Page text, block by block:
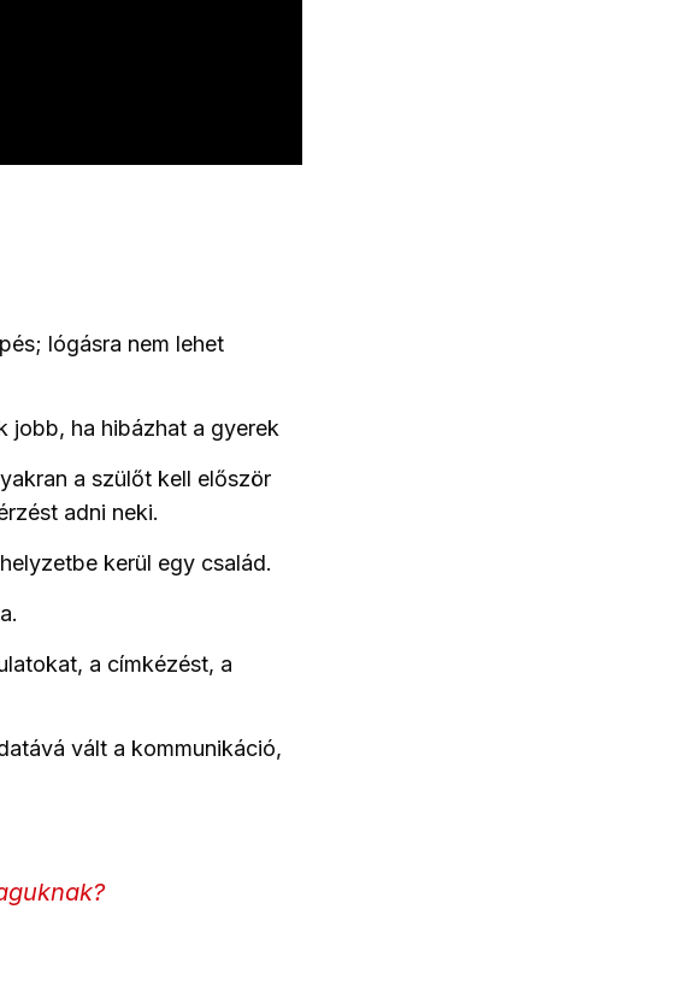
lógásra nem lehet
jobb, ha hibázhat a gyerek
a szülőt kell először
adni neki.
kerül egy család.
a címkézést, a
vált a kommunikáció,